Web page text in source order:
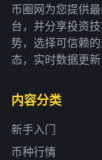
币圈网为您提供
台，并分享投资
势，选择可信赖
态，实时数据更
内容分类
新手入门
币种行情